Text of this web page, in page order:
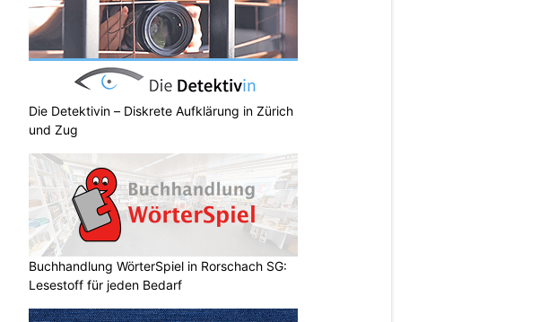
Die Detektivin – Diskrete Aufklärung in Zürich
und Zug
Buchhandlung WörterSpiel in Rorschach SG:
Lesestoff für jeden Bedarf